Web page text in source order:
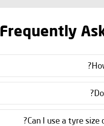
Frequently
Can I use a tyre size